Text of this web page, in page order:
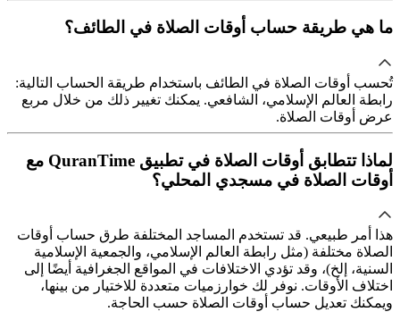
ما هي طريقة حساب أوقات الصلاة في الطائف؟
تُحسب أوقات الصلاة في الطائف باستخدام طريقة الحساب التالية:
رابطة العالم الإسلامي، الشافعي. يمكنك تغيير ذلك من خلال مربع
عرض أوقات الصلاة.
لماذا تتطابق أوقات الصلاة في تطبيق QuranTime مع
أوقات الصلاة في مسجدي المحلي؟
هذا أمر طبيعي. قد تستخدم المساجد المختلفة طرق حساب أوقات
الصلاة مختلفة (مثل رابطة العالم الإسلامي، والجمعية الإسلامية
السنية، إلخ)، وقد تؤدي الاختلافات في المواقع الجغرافية أيضًا إلى
اختلاف الأوقات. نوفر لك خوارزميات متعددة للاختيار من بينها،
ويمكنك تعديل حساب أوقات الصلاة حسب الحاجة.